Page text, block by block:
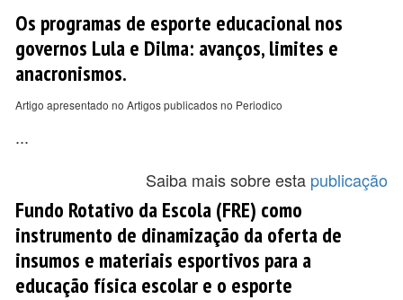
Os programas de esporte educacional nos
governos Lula e Dilma: avanços, limites e
anacronismos.
Artigo apresentado no Artigos publicados no Periodico
...
Saiba mais sobre esta publicação
Fundo Rotativo da Escola (FRE) como
instrumento de dinamização da oferta de
insumos e materiais esportivos para a
educação física escolar e o esporte